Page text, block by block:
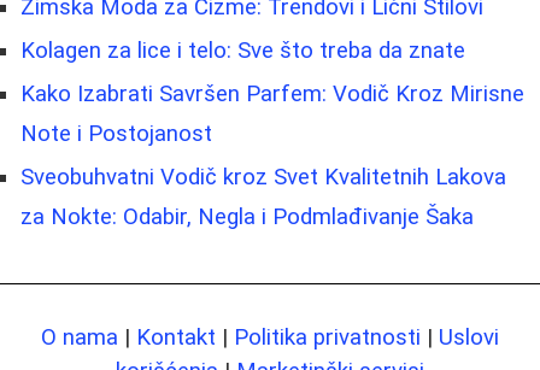
Zimska Moda za Čizme: Trendovi i Lični Stilovi
Kolagen za lice i telo: Sve što treba da znate
Kako Izabrati Savršen Parfem: Vodič Kroz Mirisne
Note i Postojanost
Sveobuhvatni Vodič kroz Svet Kvalitetnih Lakova
za Nokte: Odabir, Negla i Podmlađivanje Šaka
O nama | Kontakt | Politika privatnosti | Uslovi